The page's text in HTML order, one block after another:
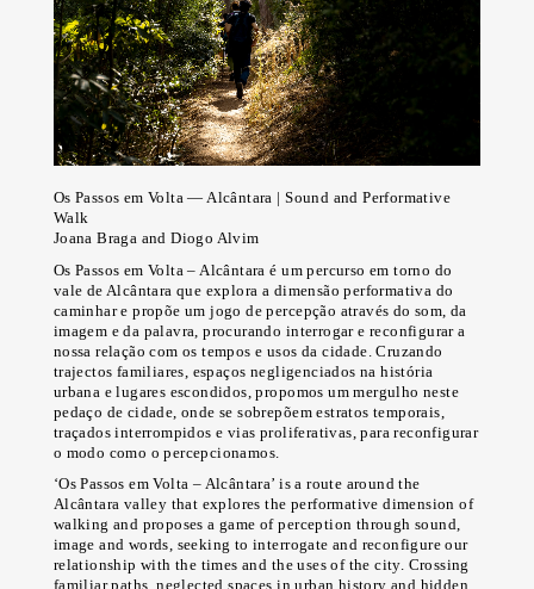
Os Passos em Volta — Alcântara | Sound and Performative
Walk
Joana Braga and Diogo Alvim
Os Passos em Volta – Alcântara é um percurso em torno do
vale de Alcântara que explora a dimensão performativa do
caminhar e propõe um jogo de percepção através do som, da
imagem e da palavra, procurando interrogar e reconfigurar a
nossa relação com os tempos e usos da cidade. Cruzando
trajectos familiares, espaços negligenciados na história
urbana e lugares escondidos, propomos um mergulho neste
pedaço de cidade, onde se sobrepõem estratos temporais,
traçados interrompidos e vias proliferativas, para reconfigurar
o modo como o percepcionamos.
‘Os Passos em Volta – Alcântara’ is a route around the
Alcântara valley that explores the performative dimension of
walking and proposes a game of perception through sound,
image and words, seeking to interrogate and reconfigure our
relationship with the times and the uses of the city. Crossing
familiar paths, neglected spaces in urban history and hidden